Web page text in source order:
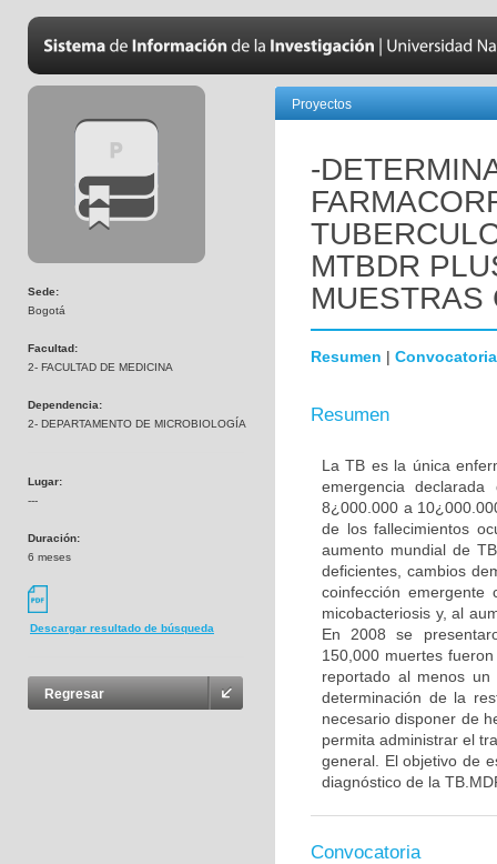
Sede:
Bogotá
Facultad:
2- FACULTAD DE MEDICINA
Dependencia:
2- DEPARTAMENTO DE MICROBIOLOGÍA
Lugar:
---
Duración:
6 meses
Descargar resultado de búsqueda
Regresar
Proyectos
-
MTBDR
MUESTRAS
Resumen | Convocatoria
Resumen
La TB es la única
emergencia
8¿000.000 a
de los fallecimientos
aumento mundial de
deficientes, cambios
coinfección
micobacteriosis y, al
En 2008 se
150,000 muertes
reportado al menos un
determinación de la
necesario disponer de
permita administrar el
general. El objetivo de
diagnóstico de la
Convocatoria